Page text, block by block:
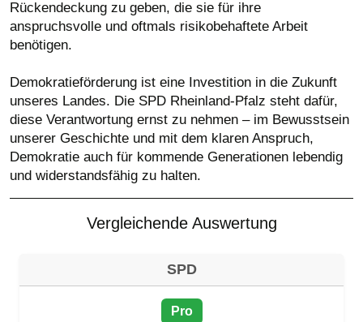
Rückendeckung zu geben, die sie für ihre
anspruchsvolle und oftmals risikobehaftete Arbeit
benötigen.
Demokratieförderung ist eine Investition in die Zukunft
unseres Landes. Die SPD Rheinland-Pfalz steht dafür,
diese Verantwortung ernst zu nehmen – im Bewusstsein
unserer Geschichte und mit dem klaren Anspruch,
Demokratie auch für kommende Generationen lebendig
und widerstandsfähig zu halten.
Vergleichende Auswertung
SPD
Pro